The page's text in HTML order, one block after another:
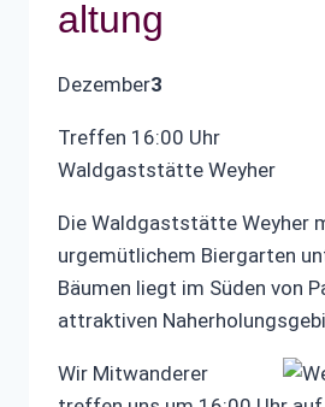
altung
Dezember3
Treffen 16:00 Uhr
Waldgaststätte Weyher
Die Waldgaststätte Weyher
urgemütlichem Biergarten
Bäumen liegt im Süden von
attraktiven
Wir Mitwanderer